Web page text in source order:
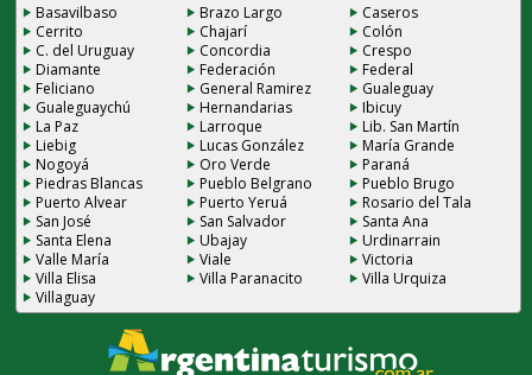
Basavilbaso Brazo Largo
Caseros
Cerrito
Chajarí
Colón
C. del Uruguay
Concordia
Crespo
Diamante
Federación
Federal
Feliciano
General Ramirez
Gualeguay
Gualeguaychú
Hernandarias
Ibicuy
La Paz
Larroque
Lib. San Martín
Liebig
Lucas González
María Grande
Nogoyá
Oro Verde
Paraná
Piedras Blancas
Pueblo Belgrano
Pueblo Brugo
Puerto Alvear
Puerto Yeruá
Rosario del Tala
San José
San Salvador
Santa Ana
Santa Elena
Ubajay
Urdinarrain
Valle María
Viale
Victoria
Villa Elisa
Villa Paranacito
Villa Urquiza
Villaguay